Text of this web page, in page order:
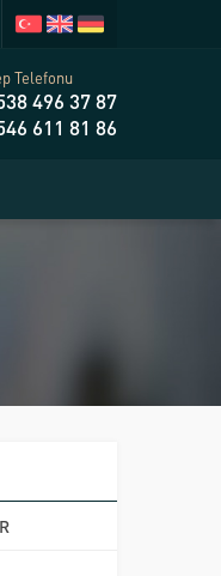
Telefonu
496 37 87
611 81 86